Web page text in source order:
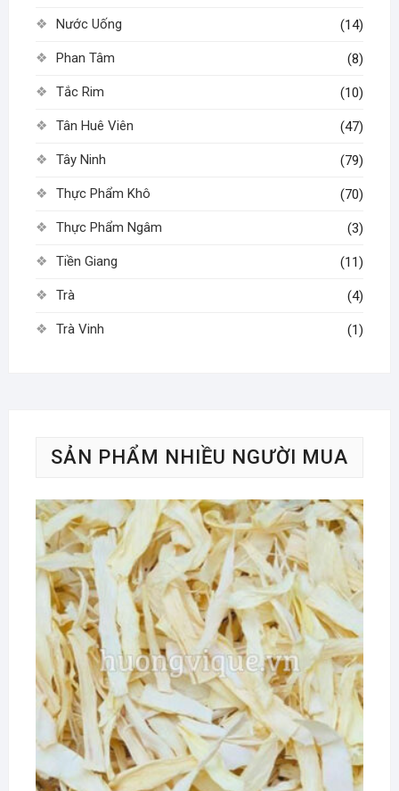
Nước Uống (14)
Phan Tâm (8)
Tắc Rim (10)
Tân Huê Viên (47)
Tây Ninh (79)
Thực Phẩm Khô (70)
Thực Phẩm Ngâm (3)
Tiền Giang (11)
Trà (4)
Trà Vinh (1)
SẢN PHẨM NHIỀU NGƯỜI MUA